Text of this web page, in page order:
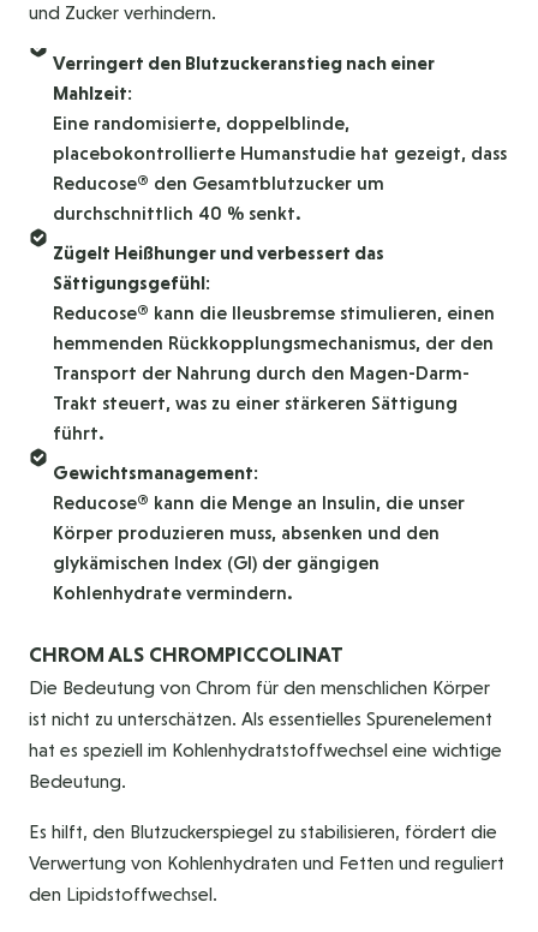
und Zucker verhindern.
Verringert den Blutzuckeranstieg nach einer
Mahlzeit:
Eine randomisierte, doppelblinde,
placebokontrollierte Humanstudie hat gezeigt, dass
Reducose® den Gesamtblutzucker um
durchschnittlich 40 % senkt.
Zügelt Heißhunger und verbessert das
Sättigungsgefühl:
Reducose® kann die Ileusbremse stimulieren, einen
hemmenden Rückkopplungsmechanismus, der den
Transport der Nahrung durch den Magen-Darm-
Trakt steuert, was zu einer stärkeren Sättigung
führt.
Gewichtsmanagement:
Reducose® kann die Menge an Insulin, die unser
Körper produzieren muss, absenken und den
glykämischen Index (GI) der gängigen
Kohlenhydrate vermindern.
CHROM ALS CHROMPICCOLINAT
Die Bedeutung von Chrom für den menschlichen Körper
ist nicht zu unterschätzen. Als essentielles Spurenelement
hat es speziell im Kohlenhydratstoffwechsel eine wichtige
Bedeutung.
Es hilft, den Blutzuckerspiegel zu stabilisieren, fördert die
Verwertung von Kohlenhydraten und Fetten und reguliert
den Lipidstoffwechsel.